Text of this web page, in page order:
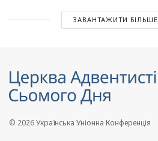
ЗАВАНТАЖИТИ БІЛЬШЕ
© 2026 Українська Уніонна Конференція